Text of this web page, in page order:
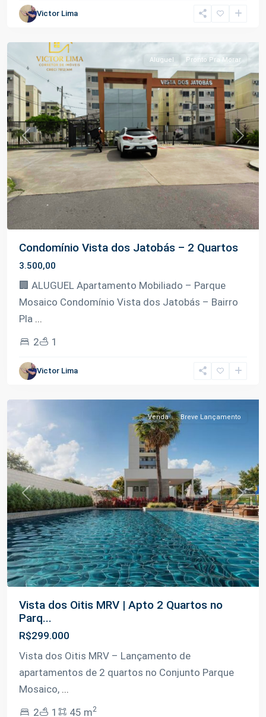
Victor Lima
Planalto,
Previous Next
Aluguel Pronto Pra Morar
Condomínio Vista dos Jatobás – 2 Quartos
3.500,00
🏢 ALUGUEL Apartamento Mobiliado – Parque
Mosaico Condomínio Vista dos Jatobás – Bairro
Pla ...
2
1
Victor Lima
Planalto,
Previous Next
Venda Breve Lançamento
Vista dos Oitis MRV | Apto 2 Quartos no
Parq...
R$299.000
Vista dos Oitis MRV – Lançamento de
apartamentos de 2 quartos no Conjunto Parque
Mosaico, ...
2
1 45 m2